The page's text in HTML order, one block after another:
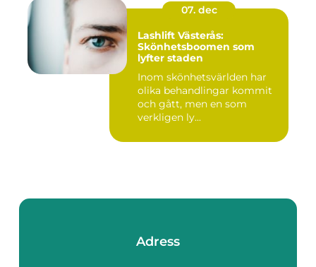
07. dec
Lashlift Västerås:
Skönhetsboomen som
lyfter staden
Inom skönhetsvärlden har
olika behandlingar kommit
och gått, men en som
verkligen ly...
Adress